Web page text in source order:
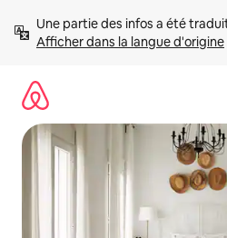
directement
Afficher dans la langue d'origine